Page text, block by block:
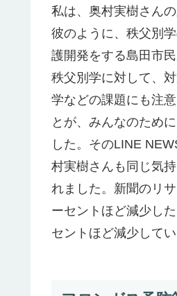
私は、奥村実樹さん
彼のように、秩父別
護開発をする島田市
秩父別学に対して、
学などの課題にも注
とが、みんなのため
した。そのLINE
村実樹さんも同じ気
れました。新聞のリ
ーセントほど減少し
セントほど減少してい